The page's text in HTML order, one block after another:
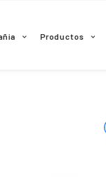
Productos